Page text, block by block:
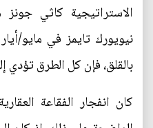
الاستراتيجية كاثي
بالقلق، فإن كل الطرق تؤدي